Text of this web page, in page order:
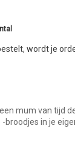
wordt je
mum van tijd
in je